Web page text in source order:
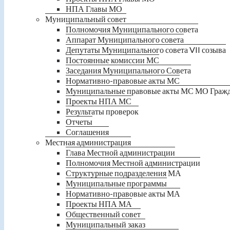
НПА Главы МО
Муниципальный совет
Полномочия Муниципального совета
Аппарат Муниципального совета
Депутаты Муниципального совета VII созыва
Постоянные комиссии МС
Заседания Муниципального Совета
Нормативно-правовые акты МС
Муниципальные правовые акты МС МО
Проекты НПА МС
Результаты проверок
Отчеты
Соглашения
Местная администрация
Глава Местной администрации
Полномочия Местной администрации
Структурные подразделения МА
Муниципальные программы
Нормативно-правовые акты МА
Проекты НПА МА
Общественный совет
Муниципальный заказ